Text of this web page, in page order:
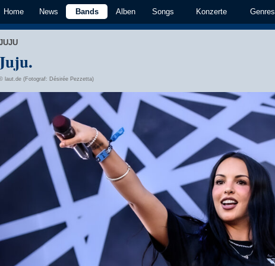
Home News Bands Alben Songs Konzerte Genres
laut.de (Fotograf: Désirée Pezzetta)